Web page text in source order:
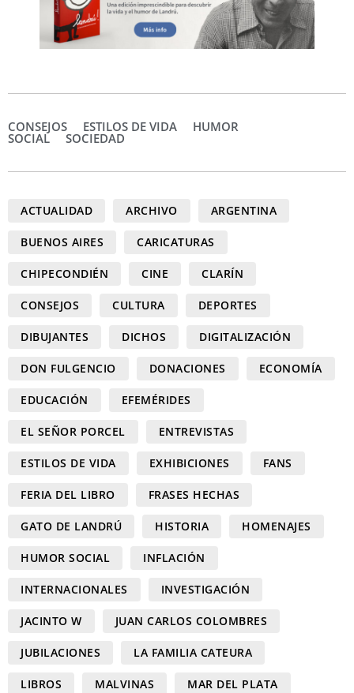
CONSEJOS ESTILOS DE VIDA HUMOR
SOCIAL SOCIEDAD
ACTUALIDAD ARCHIVO ARGENTINA
BUENOS AIRES CARICATURAS
CHIPECONDIÉN CINE CLARÍN
CONSEJOS CULTURA DEPORTES
DIBUJANTES DICHOS DIGITALIZACIÓN
DON FULGENCIO DONACIONES ECONOMÍA
EDUCACIÓN EFEMÉRIDES
EL SEÑOR PORCEL ENTREVISTAS
ESTILOS DE VIDA EXHIBICIONES FANS
FERIA DEL LIBRO FRASES HECHAS
GATO DE LANDRÚ HISTORIA HOMENAJES
HUMOR SOCIAL INFLACIÓN
INTERNACIONALES INVESTIGACIÓN
JACINTO W JUAN CARLOS COLOMBRES
JUBILACIONES LA FAMILIA CATEURA
LIBROS MALVINAS MAR DEL PLATA